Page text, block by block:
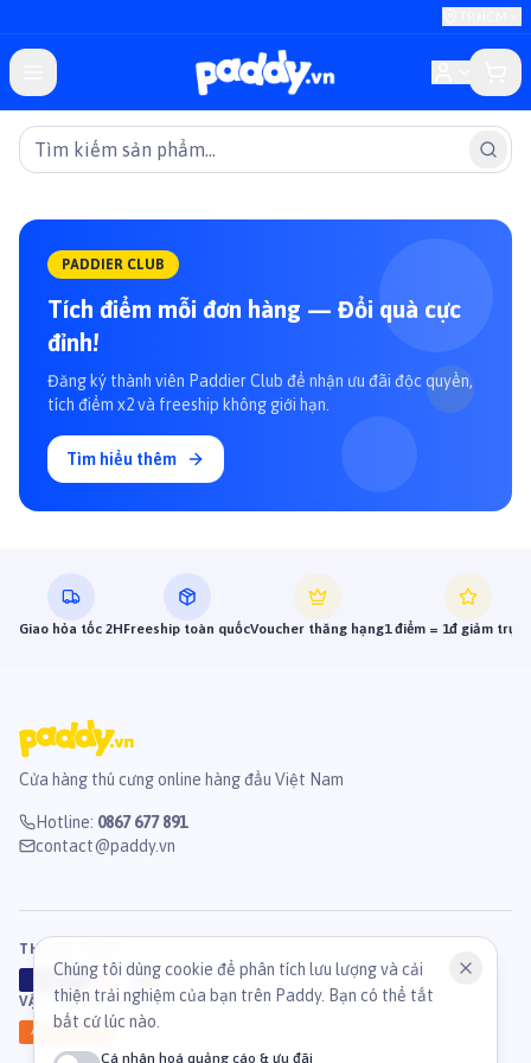
PADDIER CLUB
Tích điểm mỗi đơn hàng — Đổi quà cực
đỉnh!
Đăng ký thành viên Paddier Club để nhận ưu đãi độc quyền,
tích điểm x2 và freeship không giới hạn.
Tìm hiểu thêm
Giao hỏa tốc 2HFreeship toàn quốcVoucher thăng hạng1 điểm = 1đ giảm trực
Cửa hàng thú cưng online hàng đầu Việt Nam
Hotline: 0867 677 891
contact@paddy.vn
THANH TOÁN
B
VẬN CHUYỂN
Ahamove
Chúng tôi dùng cookie để phân tích lưu lượng và cải
thiện trải nghiệm của bạn trên Paddy. Bạn có thể tắt
bất cứ lúc nào.
Cá nhân hoá quảng cáo & ưu đãi